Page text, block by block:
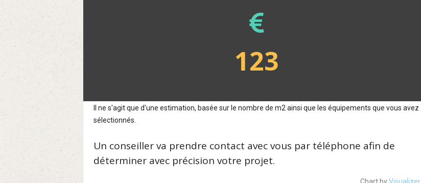
123
Il ne s'agit que d'une estimation, basée sur le nombre de m2 ainsi que les équipements que vous avez
sélectionnés.
Un conseiller va prendre contact avec vous par téléphone afin de
déterminer avec précision votre projet.
Chart byVisualizer